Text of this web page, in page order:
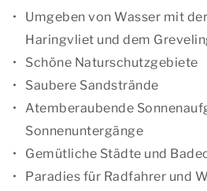
Umgeben von Wasser mit
Haringvliet und dem
Schöne Naturschutzgebiete
Saubere Sandstrände
Atemberaubende
Sonnenuntergänge
Gemütliche Städte und
Paradies für Radfahrer und